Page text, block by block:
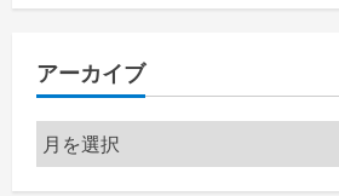
ー
アーカイブ
ア
ー